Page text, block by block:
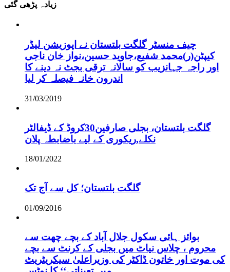
زیادہ پڑھی گئی
چیف منسٹر گلگت بلتستان نے اپوزیشن لیڈر
کیپٹن(ر)محمد شفیع،جاوید حسین،نواز خان ناجی
اور راجہ جہانزیب کو سالانہ ترقی بجٹ نہ دینے کا
اندرون خانہ فیصلہ کر لیا
31/03/2019
گلگت بلتستان، بجلی صارفین30کروڈ کے ڈیفالٹر
نکلے,ریکوری کے لیے باضابطہ پلان
18/01/2022
گلگت بلتستان؛ کل سے آج تک
01/09/2016
بوائز ہائی سکول جلال آباد کے بچے چھت سے
محروم ، چلاس نیاٹ میں بجلی کے کرنٹ سے بچے
کی موت اور خاتون ڈاکٹر کی وزیراعلیٰ سیکریٹریٹ